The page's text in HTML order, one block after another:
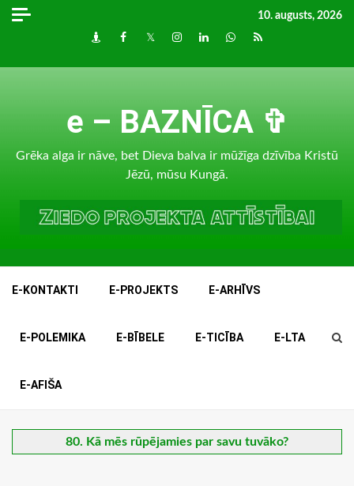
Skip
10. augusts, 2026
DraugiemFacebook
TwitterInstagram
LinkedInwhatsapp
RSS
e – BAZNĪCA ✞
Grēka alga ir nāve, bet Dieva balva ir mūžīga dzīvība Kristū
Jēzū, mūsu Kungā.
E-KONTAKTI E-PROJEKTS E-ARHĪVS
E-POLEMIKA E-BĪBELE E-TICĪBA E-LTA
E-AFIŠA
80. Kā mēs rūpējamies par savu tuvāko?